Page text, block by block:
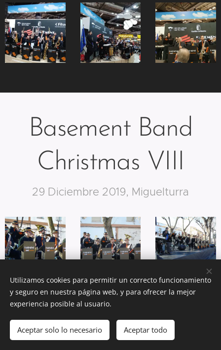
Basement Band
Christmas VIII
29 Diciembre 2019, Miguelturra
Utilizamos cookies para permitir un correcto funcionamiento
y seguro en nuestra página web, y para ofrecer la mejor
experiencia posible al usuario.
Aceptar solo lo necesario Aceptar todo